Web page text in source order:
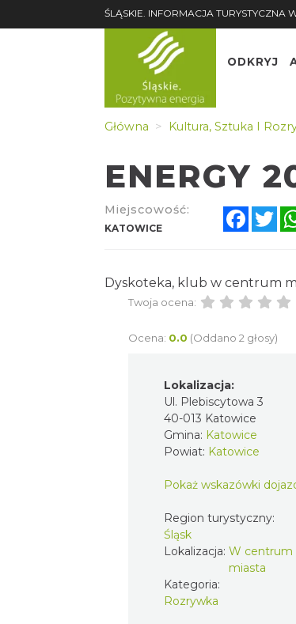
ŚLĄSKIE. INFORMACJA TURYSTYCZNA
ODKRYJ
Główna Kultura, Sztuka I
ENERGY
Miejscowość:
KATOWICE
Dyskoteka, klub w centrum
Twoja ocena:
Ocena: 0.0 (Oddano 2 głosy)
Lokalizacja:
Ul. Plebiscytowa 3
40-013 Katowice
Gmina: Katowice
Powiat: Katowice
Pokaż wskazówki
Region turystyczny:
Śląsk
Lokalizacja: W centrum
miasta
Kategoria:
Rozrywka